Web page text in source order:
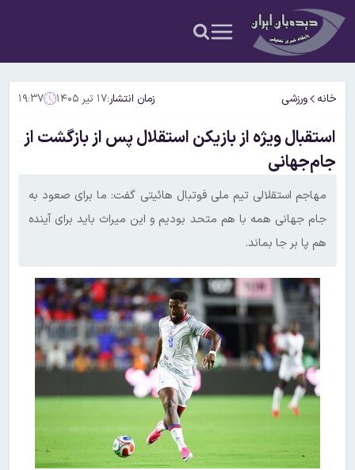
خانه ورزشی زمان انتشار:۱۷ تیر ۱۴۰۵ ۱۹:۳۷
استقبال ویژه از بازیکن استقلال پس از بازگشت از
جام‌جهانی
مهاجم استقلالی تیم ملی فوتبال هائیتی گفت: ما برای صعود به
جام جهانی همه با هم متحد بودیم و این میراث باید برای آینده
هم پا بر جا بماند.